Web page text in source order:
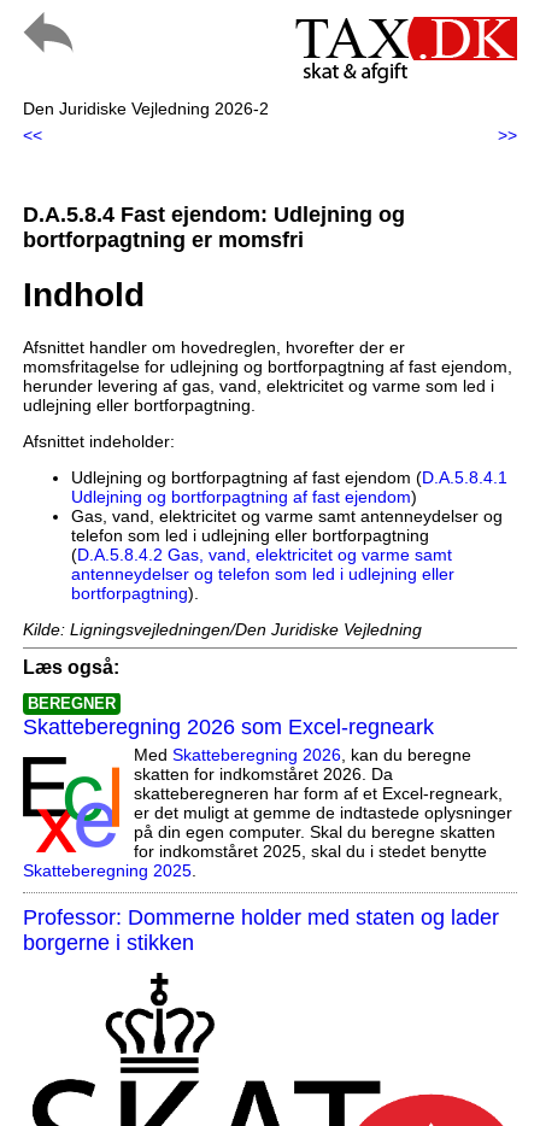
Den Juridiske Vejledning 2026-2
<<
>>
D.A.5.8.4 Fast ejendom: Udlejning og
bortforpagtning er momsfri
Indhold
Afsnittet handler om hovedreglen, hvorefter der er
momsfritagelse for udlejning og bortforpagtning af fast ejendom,
herunder levering af gas, vand, elektricitet og varme som led i
udlejning eller bortforpagtning.
Afsnittet indeholder:
Udlejning og bortforpagtning af fast ejendom (D.A.5.8.4.1
Udlejning og bortforpagtning af fast ejendom)
Gas, vand, elektricitet og varme samt antenneydelser og
telefon som led i udlejning eller bortforpagtning
(D.A.5.8.4.2 Gas, vand, elektricitet og varme samt
antenneydelser og telefon som led i udlejning eller
bortforpagtning).
Kilde: Ligningsvejledningen/Den Juridiske Vejledning
Læs også:
BEREGNER
Skatteberegning 2026 som Excel-regneark
Med Skatteberegning 2026, kan du beregne
skatten for indkomståret 2026. Da
skatteberegneren har form af et Excel-regneark,
er det muligt at gemme de indtastede oplysninger
på din egen computer. Skal du beregne skatten
for indkomståret 2025, skal du i stedet benytte
Skatteberegning 2025.
Professor: Dommerne holder med staten og lader
borgerne i stikken